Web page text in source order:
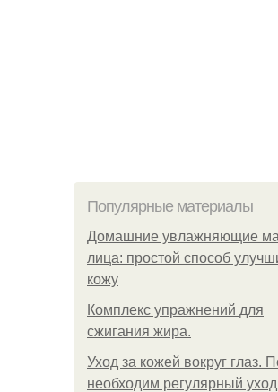
Популярные материалы
Домашние увлажняющие
лица: простой способ
кожу
Комплекс упражнений для
сжигания жира.
Уход за кожей вокруг глаз.
необходим регулярный уход